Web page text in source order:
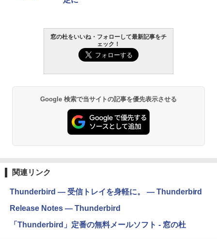
窓の杜をいいね・フォローして最新記事をチ
ェック！
Google 検索で当サイトの記事を優先表示させる
関連リンク
Thunderbird — 受信トレイを身軽に。 — Thunderbird
Release Notes — Thunderbird
「Thunderbird」定番の無料メールソフト - 窓の杜